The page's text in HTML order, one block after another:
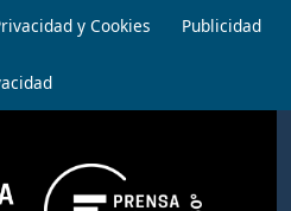
y Cookies Publicidad